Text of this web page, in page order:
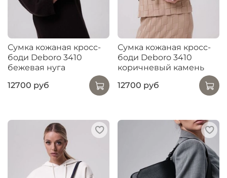
Сумка кожаная кросс-
боди Deboro 3410
бежевая нуга
12700 руб
Сумка кожаная кросс-
боди Deboro 3410
коричневый камень
12700 руб